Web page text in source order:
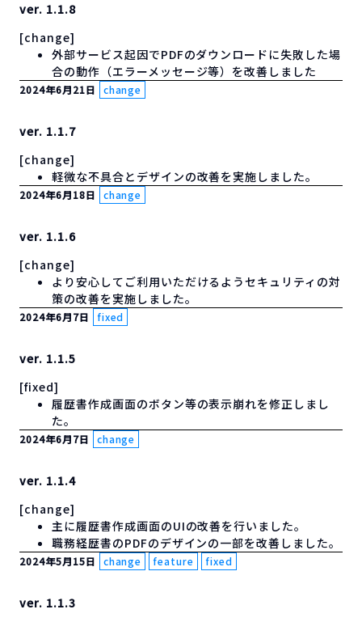
ver. 1.1.8
[change]
外部サービス起因でPDFのダウンロードに失敗した場
合の動作（エラーメッセージ等）を改善しました
2024年6月21日 change
ver. 1.1.7
[change]
軽微な不具合とデザインの改善を実施しました。
2024年6月18日 change
ver. 1.1.6
[change]
より安心してご利用いただけるようセキュリティの対
策の改善を実施しました。
2024年6月7日 fixed
ver. 1.1.5
[fixed]
履歴書作成画面のボタン等の表示崩れを修正しまし
た。
2024年6月7日 change
ver. 1.1.4
[change]
主に履歴書作成画面のUIの改善を行いました。
職務経歴書のPDFのデザインの一部を改善しました。
2024年5月15日 change feature fixed
ver. 1.1.3